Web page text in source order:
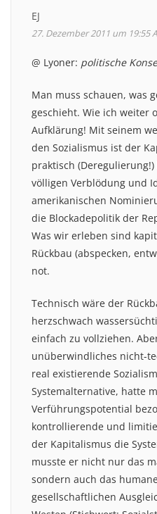
EJ
27. Dezember 2011 um 19:55
@ Lyoner: politische
Man muss schauen, was
geschieht. Wie ich weiter
Aufklärung! Mit seinem
den Sozialismus ist der
praktisch
völligen Verblödung und
amerikanischen
die Blockadepolitik der
Was wir erleben sind
Rückbau (abspecken,
not.
Technisch wäre der
herzschwach
einfach zu vollziehen.
unüberwindliches nicht-
real existierende
Systemalternative, hatte
Verführungspotential
kontrollierende und
der Kapitalismus die
musste er nicht nur das
sondern auch das
gesellschaftlichen